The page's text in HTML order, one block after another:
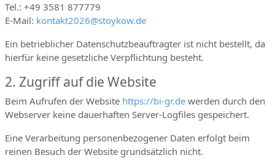
Tel.: +49 3581 877779
E-Mail: kontakt2026@stoykow.de
Ein betrieblicher Datenschutzbeauftragter ist nicht bestellt, da
hierfür keine gesetzliche Verpflichtung besteht.
2. Zugriff auf die Website
Beim Aufrufen der Website https://bi-gr.de werden durch den
Webserver keine dauerhaften Server-Logfiles gespeichert.
Eine Verarbeitung personenbezogener Daten erfolgt beim
reinen Besuch der Website grundsätzlich nicht.